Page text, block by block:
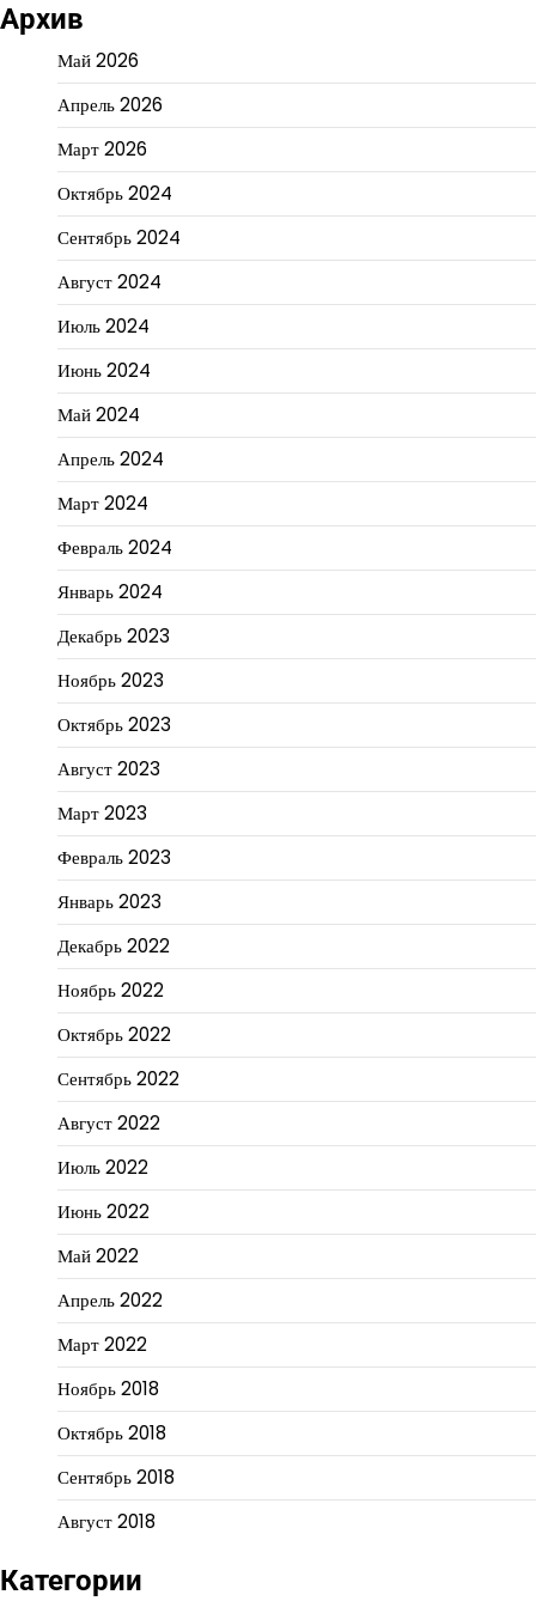
Архив
Май 2026
Апрель 2026
Март 2026
Октябрь 2024
Сентябрь 2024
Август 2024
Июль 2024
Июнь 2024
Май 2024
Апрель 2024
Март 2024
Февраль 2024
Январь 2024
Декабрь 2023
Ноябрь 2023
Октябрь 2023
Август 2023
Март 2023
Февраль 2023
Январь 2023
Декабрь 2022
Ноябрь 2022
Октябрь 2022
Сентябрь 2022
Август 2022
Июль 2022
Июнь 2022
Май 2022
Апрель 2022
Март 2022
Ноябрь 2018
Октябрь 2018
Сентябрь 2018
Август 2018
Категории